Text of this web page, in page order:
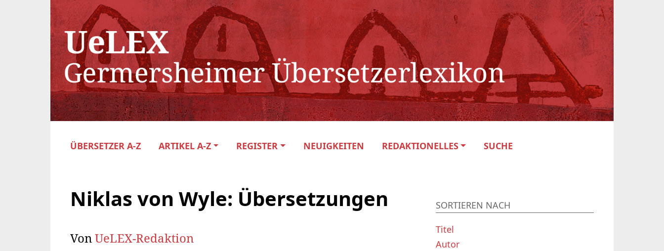
ÜBERSETZER A-Z ARTIKEL A-Z REGISTER NEUIGKEITEN REDAKTIONELLES SUCHE
Niklas von Wyle: Übersetzungen
VonUeLEX-Redaktion
SORTIEREN NACH
Titel
Autor